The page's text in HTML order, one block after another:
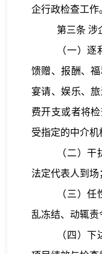
企行政检查工作
第三条 涉
（一）
馈赠、报酬、
宴请、娱乐、
费开支或者将
受指定的中介机
（二）
法定代表人到场
（三）
乱冻结、动辄责
（四）